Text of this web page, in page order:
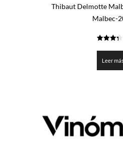
Thibaut Delmotte
Malbec-
de 5
Leer